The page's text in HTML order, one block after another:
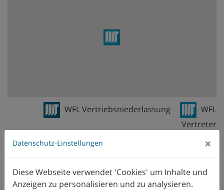
Equador
Finnland
Großbritannien
WFL Vertriebsniederlassung
WFL
Vertreter
Datenschutz-Einstellungen ×
Diese Webseite verwendet 'Cookies' um Inhalte und
Anzeigen zu personalisieren und zu analysieren.